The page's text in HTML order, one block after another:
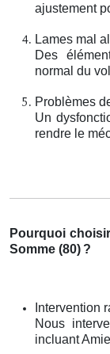
ajustement
Lames mal
Des
normal du
Problèmes
Un
rendre le
Pourquoi
Somme (80) ?
Intervention
Nous
incluant